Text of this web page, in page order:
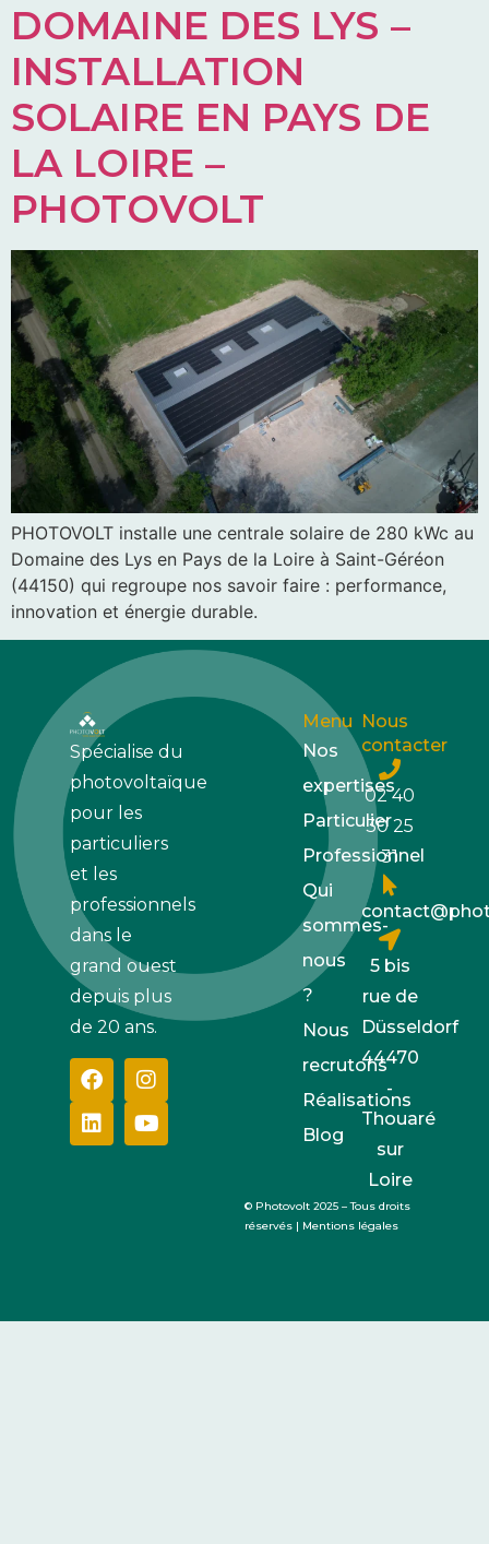
DOMAINE DES LYS –
INSTALLATION
SOLAIRE EN PAYS DE
LA LOIRE –
PHOTOVOLT
PHOTOVOLT installe une centrale solaire de 280 kWc au
Domaine des Lys en Pays de la Loire à Saint-Géréon
(44150) qui regroupe nos savoir faire : performance,
innovation et énergie durable.
Spécialise du
photovoltaïque
pour les
particuliers
et les
professionnels
dans le
grand ouest
depuis plus
de 20 ans.
Menu
Nos
expertises
Particulier
Professionnel
Qui
sommes-
nous
?
Nous
recrutons
Réalisations
Blog
Nous
contacter
02 40
30 25
31
5 bis
rue de
Düsseldorf
44470
-
Thouaré
sur
Loire
© Photovolt 2025 – Tous droits
réservés | Mentions légales